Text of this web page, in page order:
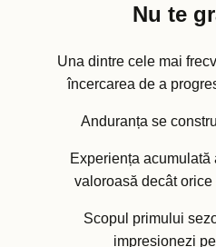
Nu te
Una dintre cele mai
încercarea de a
Anduranța se
Experiența acumulată
valoroasă decât orice
Scopul primului
impresionezi